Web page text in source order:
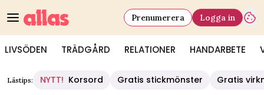
LIVSÖDEN TRÄDGÅRD RELATIONER HANDARBETE
Prenumerera Logga in
Lästips: NYTT! Korsord Gratis stickmönster Gratis